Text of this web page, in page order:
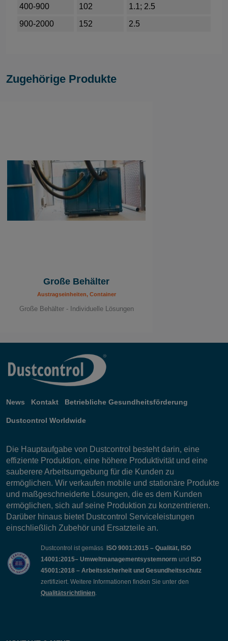
400-900
102
1.1; 2.5
900-2000
152 2.5
Zugehörige Produkte
Große Behälter
Austragseinheiten, Container
Große Behälter - Individuelle Lösungen
News Kontakt Betriebliche Gesundheitsförderung
Dustcontrol Worldwide
Die Hauptaufgabe von Dustcontrol besteht darin, eine
effiziente Produktion, eine höhere Produktivität und eine
sauberere Arbeitsumgebung für die Kunden zu
ermöglichen. Wir verkaufen mobile und stationäre Produkte
und maßgeschneiderte Lösungen, die es dem Kunden
ermöglichen, sich auf seine Produktion zu konzentrieren.
Darüber hinaus bietet Dustcontrol Serviceleistungen
einschließlich Zubehör und Ersatzteile an.
Dustcontrol ist gemäss
ISO 9001:2015 – Qualität, ISO
14001:2015– Umweltmanagementsystemnorm und ISO
45001:2018 – Arbeitssicherheit und Gesundheitsschutz
zertifiziert. Weitere Informationen finden Sie unter den
Qualitätsrichtlinien.